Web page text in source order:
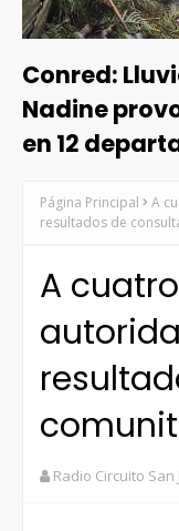
Conred:
Nadine
en 12
Página Principal
A
resultados de
A
Radio Circuito San